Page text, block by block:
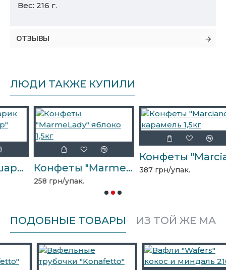
Вес: 216 г.
ОТЗЫВЫ
ЛЮДИ ТАКЖЕ КУПИЛИ
пломбир" 1,5кг Конфеты "MarmeLady" яблоко 1,5кг
258 грн/упак.
Конфеты "Marciano" карамель 1,5кг
387 грн/упак.
ПОДОБНЫЕ ТОВАРЫ ИЗ ТОЙ ЖЕ